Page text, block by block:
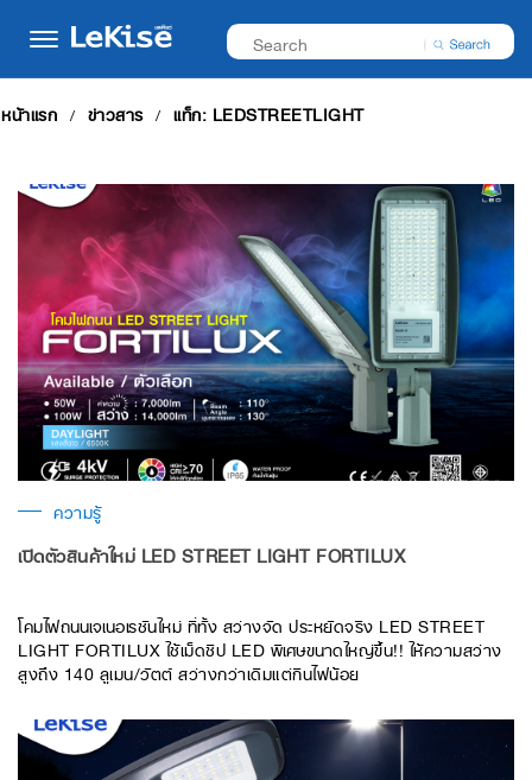
หน้าแรก ข่าวสาร แท็ก: LEDSTREETLIGHT
ความรู้
เปิดตัวสินค้าใหม่ LED STREET LIGHT FORTILUX
โคมไฟถนนเจเนอเรชันใหม่ ที่ทั้ง สว่างจัด ประหยัดจริง LED STREET
LIGHT FORTILUX ใช้เม็ดชิป LED พิเศษขนาดใหญ่ขึ้น!! ให้ความสว่าง
สูงถึง 140 ลูเมน/วัตต์ สว่างกว่าเดิมแต่กินไฟน้อย